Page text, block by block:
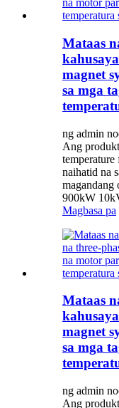
Mataas
magnet
sa mga
ng admin
Ang
temperature
naihatid na
900kW
Magbasa pa
Mataas
magnet
sa mga
ng admin
Ang